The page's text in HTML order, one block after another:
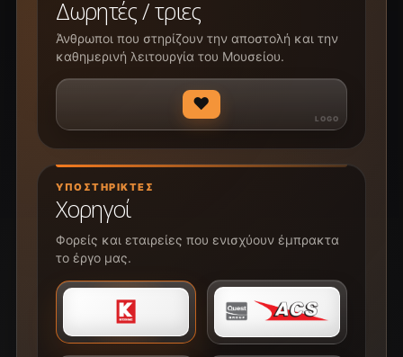
Δωρητές / τριες
Άνθρωποι που στηρίζουν την αποστολή και την
καθημερινή λειτουργία του Μουσείου.
♥
ΥΠΟΣΤΗΡΙΚΤΈΣ
Χορηγοί
Φορείς και εταιρείες που ενισχύουν έμπρακτα
το έργο μας.